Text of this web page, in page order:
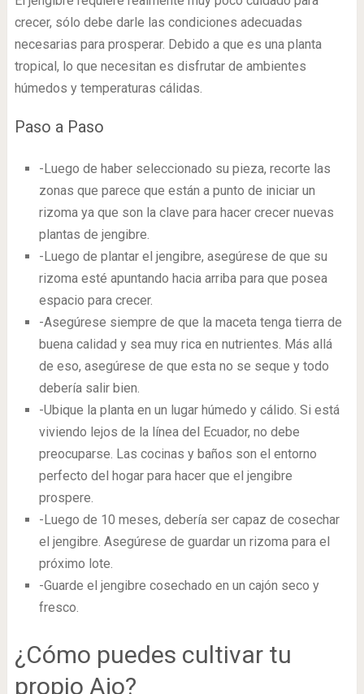
crecer, sólo debe darle las condiciones adecuadas
necesarias para prosperar. Debido a que es una planta
tropical, lo que necesitan es disfrutar de ambientes
húmedos y temperaturas cálidas.
Paso a Paso
-Luego de haber seleccionado su pieza, recorte las
zonas que parece que están a punto de iniciar un
rizoma ya que son la clave para hacer crecer nuevas
plantas de jengibre.
-Luego de plantar el jengibre, asegúrese de que su
rizoma esté apuntando hacia arriba para que posea
espacio para crecer.
-Asegúrese siempre de que la maceta tenga tierra de
buena calidad y sea muy rica en nutrientes. Más allá
de eso, asegúrese de que esta no se seque y todo
debería salir bien.
-Ubique la planta en un lugar húmedo y cálido. Si está
viviendo lejos de la línea del Ecuador, no debe
preocuparse. Las cocinas y baños son el entorno
perfecto del hogar para hacer que el jengibre
prospere.
-Luego de 10 meses, debería ser capaz de cosechar
el jengibre. Asegúrese de guardar un rizoma para el
próximo lote.
-Guarde el jengibre cosechado en un cajón seco y
fresco.
¿Cómo puedes cultivar tu
propio Ajo?